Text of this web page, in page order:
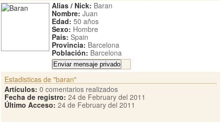
Alias / Nick: Baran
Nombre: Juan
Edad: 50 años
Sexo: Hombre
Pais: Spain
Provincia: Barcelona
Población: Barcelona
Estadisticas de "baran"
Artículos: 0 comentarios realizados
Fecha de registro: 24 de February del 2011
Último Acceso: 24 de February del 2011